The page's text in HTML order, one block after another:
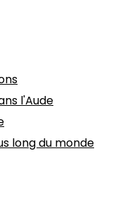
l'Aude
long du monde